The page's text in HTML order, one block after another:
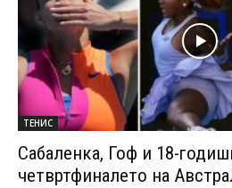
ТЕНИС
Сабаленка, Гоф и 18-
четвртфиналето на